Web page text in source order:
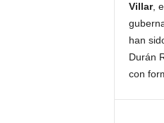
Villar,
han
Durán
con